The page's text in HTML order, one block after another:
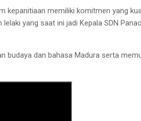
kepanitiaan memiliki komitmen yang
yang saat ini jadi Kepala SDN
budaya dan bahasa Madura serta